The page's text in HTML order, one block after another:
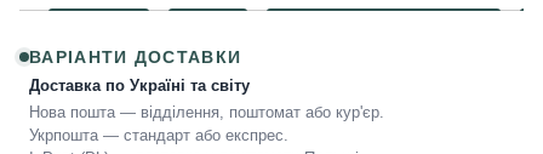
ВАРІАНТИ ДОСТАВКИ
Доставка по Україні та світу
Нова пошта — відділення, поштомат або кур'єр.
Укрпошта — стандарт або експрес.